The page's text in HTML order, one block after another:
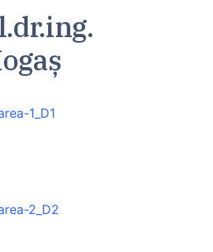
1_D1
2_D2